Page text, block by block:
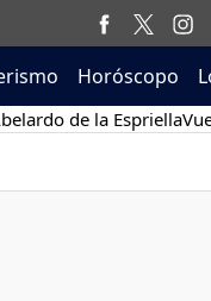
Horóscopo
de la Espriella